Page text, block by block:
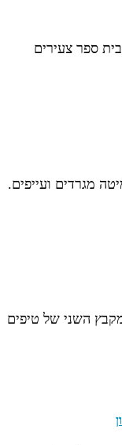
ספר צעירים
מגרדים ועייפים.
השני של טיפים